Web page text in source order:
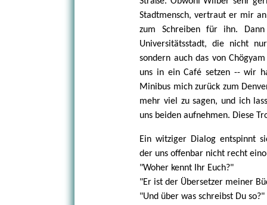
Stadtmensch, vertraut er mir
zum Schreiben für ihn.
Universitätsstadt, die nicht
sondern auch das von
uns in ein Café setzen -- wir
Minibus mich zurück zum
mehr viel zu sagen, und ich
uns beiden aufnehmen. Diese
Ein witziger Dialog entspinnt
der uns offenbar nicht recht
"Woher kennt Ihr Euch?"
"Er ist der Übersetzer meiner
"Und über was schreibst Du so?"